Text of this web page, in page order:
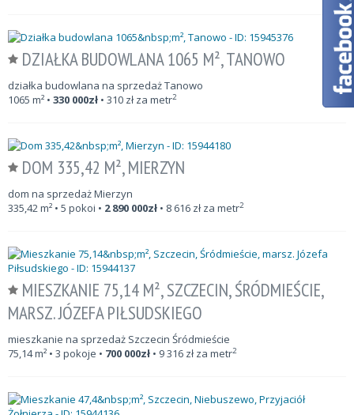
DZIAŁKA BUDOWLANA 1065 M², TANOWO
działka budowlana na sprzedaż Tanowo
1065 m² • 330 000zł • 310 zł za metr2
DOM 335,42 M², MIERZYN
dom na sprzedaż Mierzyn
335,42m² • 5 pokoi • 2 890 000zł • 8 616 zł za metr2
MIESZKANIE 75,14 M², SZCZECIN, ŚRÓDMIEŚCIE,
MARSZ. JÓZEFA PIŁSUDSKIEGO
mieszkanie na sprzedaż Szczecin Śródmieście
75,14m² • 3 pokoje • 700 000zł • 9 316 zł za metr2